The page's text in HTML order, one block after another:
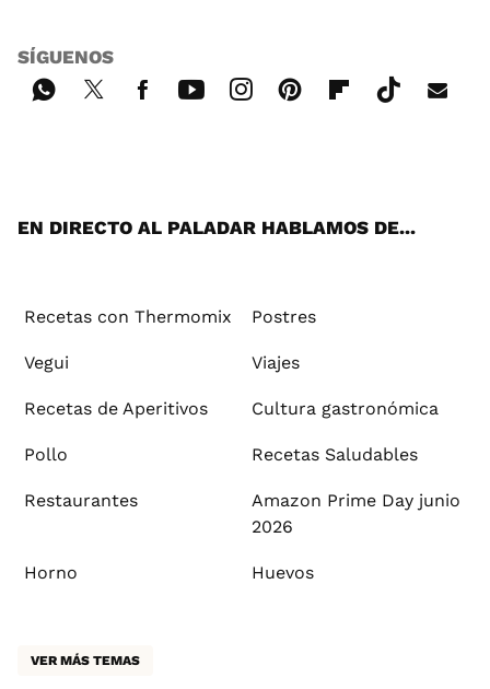
SÍGUENOS
EN DIRECTO AL PALADAR HABLAMOS DE...
Recetas con Thermomix Postres
Vegui Viajes
Recetas de Aperitivos Cultura gastronómica
Pollo Recetas Saludables
Restaurantes
Amazon Prime Day junio
2026
Horno Huevos
VER MÁS TEMAS